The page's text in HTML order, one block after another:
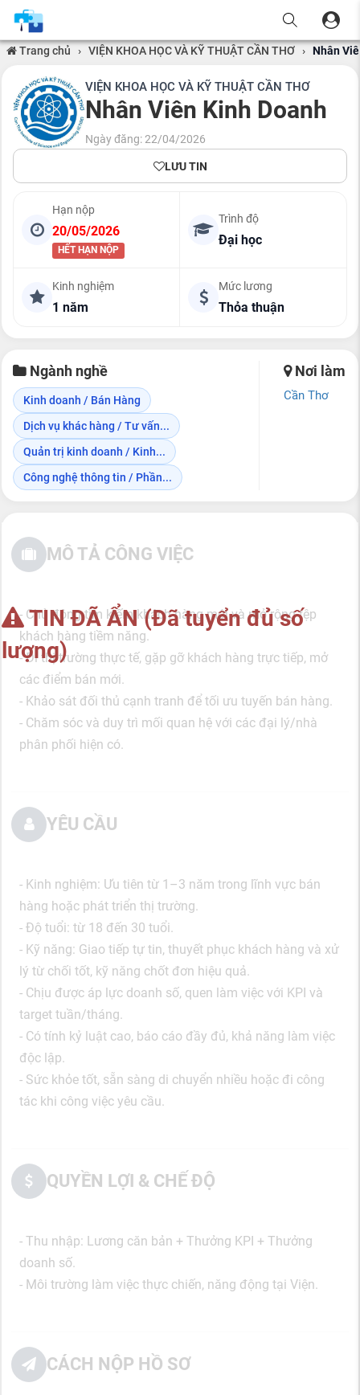
Trang chủ › VIỆN KHOA HỌC VÀ KỸ THUẬT CẦN THƠ › Nhân
VIỆN KHOA HỌC VÀ KỸ THUẬT CẦN THƠ
Nhân Viên Kinh Doanh
Ngày đăng: 22/04/2026
LƯU TIN
Hạn nộp
20/05/2026
HẾT HẠN NỘP
Trình độ
Đại học
Kinh nghiệm
1 năm
Mức lương
Thỏa thuận
Ngành nghề
Kinh doanh / Bán Hàng
Dịch vụ khác hàng / Tư vấn...
Quản trị kinh doanh / Kinh...
Công nghệ thông tin / Phần...
Nơi làm
Cần Thơ
TIN ĐÃ ẨN (Đã tuyển đủ số
lượng)
MÔ TẢ CÔNG VIỆC
- Chủ động tìm kiếm khách hàng mới và mở rộng tệp
khách hàng tiềm năng.
- Đi thị trường thực tế, gặp gỡ khách hàng trực tiếp, mở
các điểm bán mới.
- Khảo sát đối thủ cạnh tranh để tối ưu tuyến bán hàng.
- Chăm sóc và duy trì mối quan hệ với các đại lý/nhà
phân phối hiện có.
YÊU CẦU
- Kinh nghiệm: Ưu tiên từ 1–3 năm trong lĩnh vực bán
hàng hoặc phát triển thị trường.
- Độ tuổi: từ 18 đến 30 tuổi.
- Kỹ năng: Giao tiếp tự tin, thuyết phục khách hàng và xử
lý từ chối tốt, kỹ năng chốt đơn hiệu quả.
- Chịu được áp lực doanh số, quen làm việc với KPI và
target tuần/tháng.
- Có tính kỷ luật cao, báo cáo đầy đủ, khả năng làm việc
độc lập.
- Sức khỏe tốt, sẵn sàng di chuyển nhiều hoặc đi công
tác khi công việc yêu cầu.
QUYỀN LỢI & CHẾ ĐỘ
- Thu nhập: Lương căn bản + Thưởng KPI + Thưởng
doanh số.
- Môi trường làm việc thực chiến, năng động tại Viện.
CÁCH NỘP HỒ SƠ